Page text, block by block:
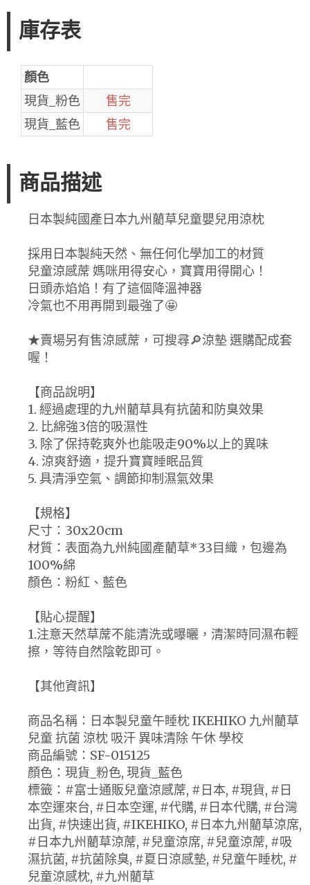
庫存表
顏色
現貨_粉色
售完
現貨_藍色
售完
商品描述
日本製純國產日本九州藺草兒童嬰兒用涼枕
採用日本製純天然、無任何化學加工的材質
兒童涼感蓆 媽咪用得安心，寶寶用得開心！
日頭赤焰焰！有了這個降溫神器
冷氣也不用再開到最強了🤩
★賣場另有售涼感蓆，可搜尋🔎涼墊 選購配成套
喔！
【商品說明】
1. 經過處理的九州藺草具有抗菌和防臭效果
2. 比綿強3倍的吸濕性
3. 除了保持乾爽外也能吸走90%以上的異味
4. 涼爽舒適，提升寶寶睡眠品質
5. 具清淨空氣、調節抑制濕氣效果
【規格】
尺寸：30x20cm
材質：表面為九州純國產藺草*33目織，包邊為
100%綿
顏色：粉紅、藍色
【貼心提醒】
1.注意天然草蓆不能清洗或曝曬，清潔時同濕布輕
擦，等待自然陰乾即可。
【其他資訊】
商品名稱：日本製兒童午睡枕 IKEHIKO 九州藺草
兒童 抗菌 涼枕 吸汗 異味清除 午休 學校
商品編號：SF-015125
顏色：現貨_粉色, 現貨_藍色
標籤：#富士通販兒童涼感蓆, #日本, #現貨, #日
本空運來台, #日本空運, #代購, #日本代購, #台灣
出貨, #快速出貨, #IKEHIKO, #日本九州藺草涼席,
#日本九州藺草涼蓆, #兒童涼席, #兒童涼蓆, #吸
濕抗菌, #抗菌除臭, #夏日涼感墊, #兒童午睡枕, #
兒童涼感枕, #九州藺草